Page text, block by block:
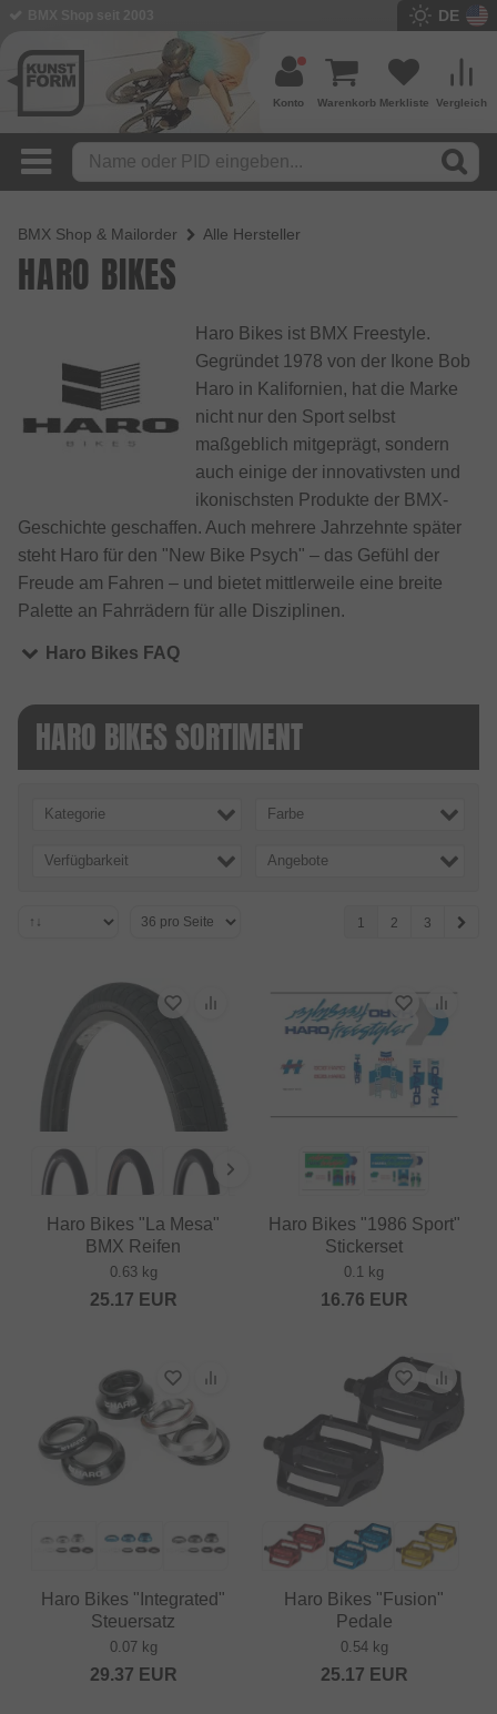
DE
Vergleich
Merkliste
Warenkorb
Konto
BMX Shop & Mailorder Alle Hersteller
HARO BIKES
Haro Bikes ist BMX Freestyle.
Gegründet 1978 von der Ikone Bob
Haro in Kalifornien, hat die Marke
nicht nur den Sport selbst
maßgeblich mitgeprägt, sondern
auch einige der innovativsten und
ikonischsten Produkte der BMX-
Geschichte geschaffen. Auch mehrere Jahrzehnte später
steht Haro für den "New Bike Psych" – das Gefühl der
Freude am Fahren – und bietet mittlerweile eine breite
Palette an Fahrrädern für alle Disziplinen.
Haro Bikes FAQ
HARO BIKES SORTIMENT
Kategorie Farbe
Verfügbarkeit Angebote
1 2 3
Haro Bikes "La Mesa"
BMX Reifen
0.63 kg
25.17 EUR
Haro Bikes "1986 Sport"
Stickerset
0.1 kg
16.76 EUR
Haro Bikes "Integrated"
Steuersatz
0.07 kg
29.37 EUR
Haro Bikes "Fusion"
Pedale
0.54 kg
25.17 EUR